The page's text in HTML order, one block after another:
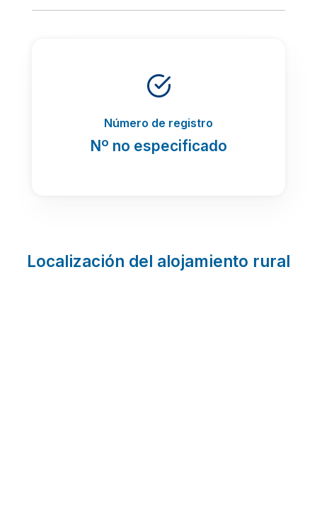
Número de registro
Nº no especificado
Localización del alojamiento rural